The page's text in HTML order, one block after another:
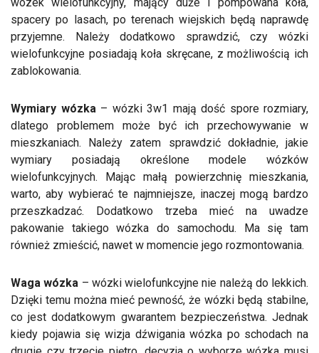
spacery po lasach, po terenach wiejskich będą naprawdę
przyjemne. Należy dodatkowo sprawdzić, czy wózki
wielofunkcyjne posiadają koła skręcane, z możliwością ich
zablokowania.
Wymiary wózka– wózki 3w1 mają dość spore rozmiary,
dlatego problemem może być ich przechowywanie w
mieszkaniach. Należy zatem sprawdzić dokładnie, jakie
wymiary posiadają określone modele wózków
wielofunkcyjnych. Mając małą powierzchnię mieszkania,
warto, aby wybierać te najmniejsze, inaczej mogą bardzo
przeszkadzać. Dodatkowo trzeba mieć na uwadze
pakowanie takiego wózka do samochodu. Ma się tam
również zmieścić, nawet w momencie jego rozmontowania.
Waga wózka – wózki wielofunkcyjne nie należą do lekkich.
Dzięki temu można mieć pewność, że wózki będą stabilne,
co jest dodatkowym gwarantem bezpieczeństwa. Jednak
kiedy pojawia się wizja dźwigania wózka po schodach na